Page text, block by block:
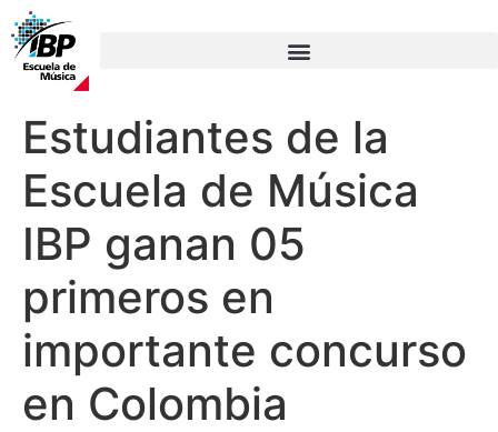
Estudiantes de la
Escuela de Música
IBP ganan 05
primeros en
importante concurso
en Colombia